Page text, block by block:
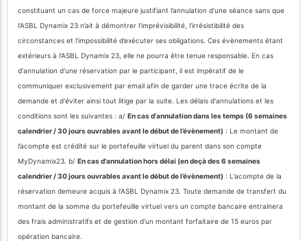
constituant un cas de force majeure justifiant l’annulation d’une séance sans que
l’ASBL Dynamix 23 n’ait à démontrer l’imprévisibilité, l’irrésistibilité des
circonstances et l’impossibilité d’exécuter ses obligations. Ces évènements étant
extérieurs à l’ASBL Dynamix 23, elle ne pourra être tenue responsable. En cas
d'annulation d'une réservation par le participant, il est impératif de le
communiquer exclusivement par email afin de garder une trace écrite de la
demande et d'éviter ainsi tout litige par la suite. Les délais d'annulations et les
conditions sont les suivantes : a/ En cas d'annulation dans les temps (6 semaines
calendrier / 30 jours ouvrables avant le début de l’évènement) : Le montant de
l’acompte est crédité sur le portefeuille virtuel du parent dans son compte
MyDynamix23. b/ En cas d'annulation hors délai (en deçà des 6 semaines
calendrier / 30 jours ouvrables avant le début de l’évènement) : L’acompte de la
réservation demeure acquis à l’ASBL Dynamix 23. Toute demande de transfert du
montant de la somme du portefeuille virtuel vers un compte bancaire entrainera
des frais administratifs et de gestion d'un montant forfaitaire de 15 euros par
opération bancaire.